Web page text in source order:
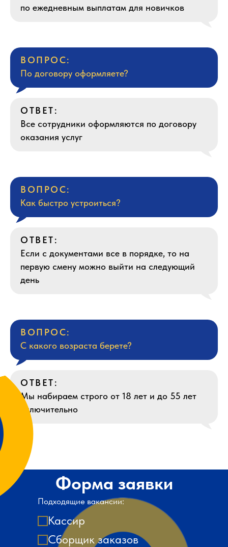
по ежедневным выплатам для новичков
ВОПРОС:
По договору оформляете?
ОТВЕТ:
Все сотрудники оформляются по договору
оказания услуг
ВОПРОС:
Как быстро устроиться?
ОТВЕТ:
Если с документами все в порядке, то на
первую смену можно выйти на следующий
день
ВОПРОС:
С какого возраста берете?
ОТВЕТ:
Мы набираем строго от 18 лет и до 55 лет
включительно
Подходящие вакансии:
Кассир
Сборщик заказов
Форма заявки